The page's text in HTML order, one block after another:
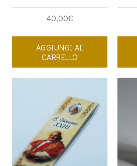
40,00€
AGGIUNGI AL
CARRELLO